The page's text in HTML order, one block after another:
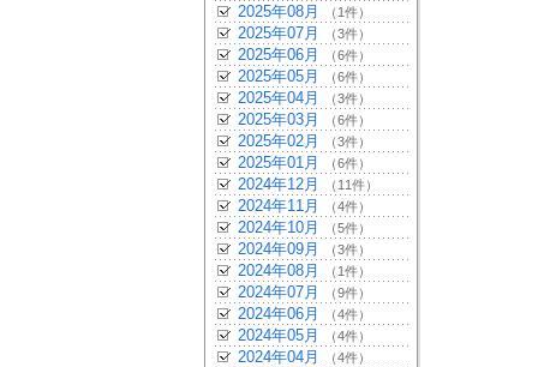
2025年08月 （1件）
2025年07月 （3件）
2025年06月 （6件）
2025年05月 （6件）
2025年04月 （3件）
2025年03月 （6件）
2025年02月 （3件）
2025年01月 （6件）
2024年12月 （11件）
2024年11月 （4件）
2024年10月 （5件）
2024年09月 （3件）
2024年08月 （1件）
2024年07月 （9件）
2024年06月 （4件）
2024年05月 （4件）
2024年04月 （4件）